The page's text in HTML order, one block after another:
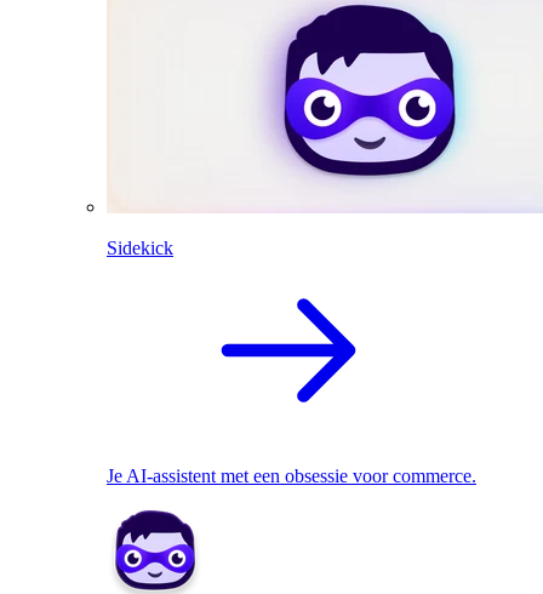
Sidekick
Je AI-assistent met een obsessie voor commerce.